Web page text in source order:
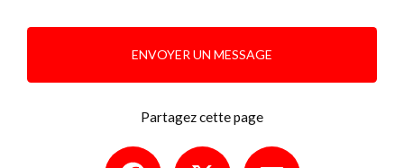
ENVOYER UN MESSAGE
Partagez cette page
Facebook